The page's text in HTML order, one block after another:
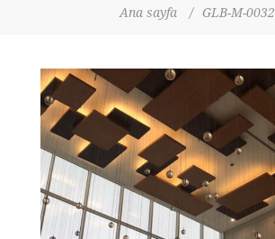
Ana sayfa / GLB-M-0032